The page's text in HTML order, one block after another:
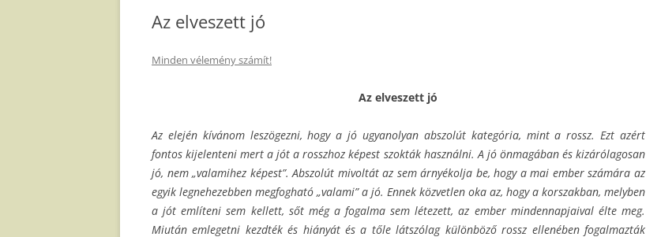
Az elveszett jó
Minden vélemény számít!
Az elveszett jó
Az elején kívánom leszögezni, hogy a jó ugyanolyan abszolút kategória, mint a rossz. Ezt azért
fontos kijelenteni mert a jót a rosszhoz képest szokták használni. A jó önmagában és kizárólagosan
jó, nem „valamihez képest”. Abszolút mivoltát az sem árnyékolja be, hogy a mai ember számára az
egyik legnehezebben megfogható „valami” a jó. Ennek közvetlen oka az, hogy a korszakban, melyben
a jót említeni sem kellett, sőt még a fogalma sem létezett, az ember mindennapjaival élte meg.
Miután emlegetni kezdték és hiányát és a tőle látszólag különböző rossz ellenében fogalmazták